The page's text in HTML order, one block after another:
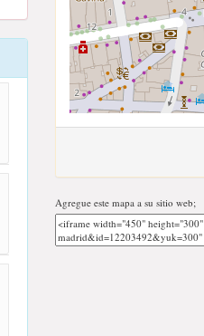
Agregue este mapa a su sitio web;